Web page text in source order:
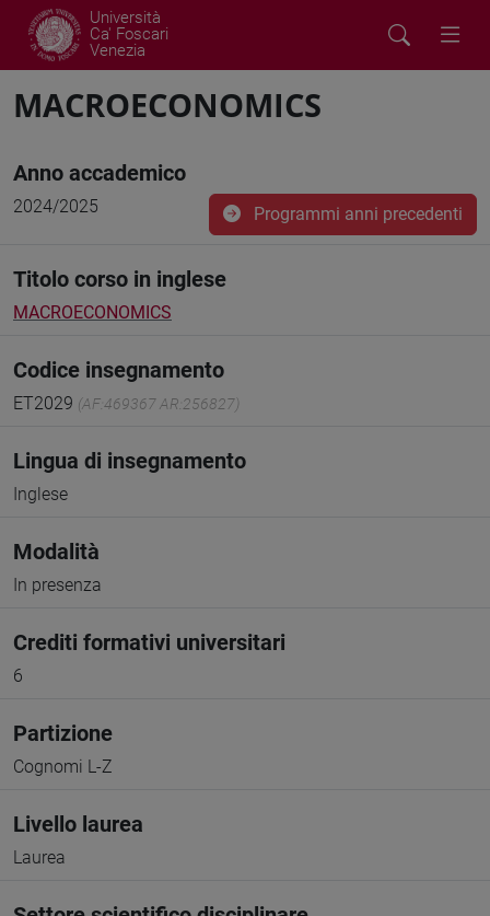
Università
Ca' Foscari
Venezia
MACROECONOMICS
Anno accademico
2024/2025 Programmi anni precedenti
Titolo corso in inglese
MACROECONOMICS
Codice insegnamento
ET2029 (AF:469367 AR:256827)
Lingua di insegnamento
Inglese
Modalità
In presenza
Crediti formativi universitari
6
Partizione
Cognomi L-Z
Livello laurea
Laurea